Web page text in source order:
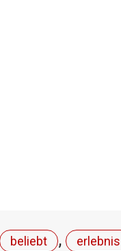
beliebt , erlebnis